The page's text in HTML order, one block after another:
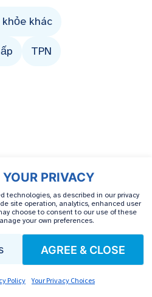
PRIVACY
technologies, as described in our privacy
site operation, analytics, enhanced user
choose to consent to our use of these
your own preferences.
AGREE & CLOSE
Policy Your Privacy Choices
khác
TPN
chúng
tôi
với chuyên gia hoặc